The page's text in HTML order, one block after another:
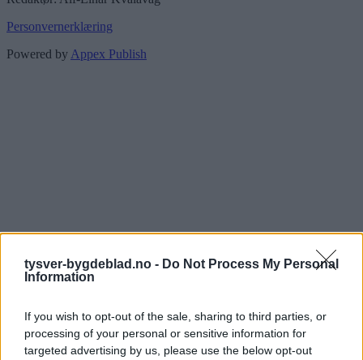
tysver-bygdeblad.no - Do Not Process My Personal
Information
If you wish to opt-out of the sale, sharing to third parties, or
processing of your personal or sensitive information for
targeted advertising by us, please use the below opt-out
Personvernerklæring
Powered by Appex Publish